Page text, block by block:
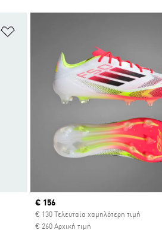
Current price
€ 156
€ 130 Τελευταία χαμηλότερη τιμή
€ 260 Αρχική τιμή